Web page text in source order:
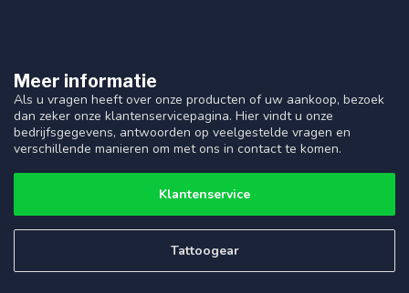
Meer informatie
Als u vragen heeft over onze producten of uw aankoop, bezoek
dan zeker onze klantenservicepagina. Hier vindt u onze
bedrijfsgegevens, antwoorden op veelgestelde vragen en
verschillende manieren om met ons in contact te komen.
Klantenservice
Tattoogear